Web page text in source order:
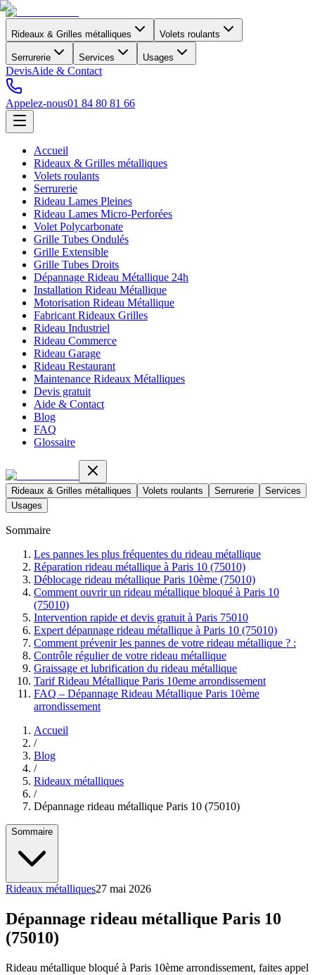
Rideaux & Grilles métalliques Volets roulants
Serrurerie Services Usages
DevisAide & Contact
Appelez-nous01 84 80 81 66
Accueil
Rideaux & Grilles métalliques
Volets roulants
Serrurerie
Rideau Lames Pleines
Rideau Lames Micro-Perforées
Volet Polycarbonate
Grille Tubes Ondulés
Grille Extensible
Grille Tubes Droits
Dépannage Rideau Métallique 24h
Installation Rideau Métallique
Motorisation Rideau Métallique
Fabricant Rideaux Grilles
Rideau Industriel
Rideau Commerce
Rideau Garage
Rideau Restaurant
Maintenance Rideaux Métalliques
Devis gratuit
Aide & Contact
Blog
FAQ
Glossaire
Rideaux & Grilles métalliques Volets roulants Serrurerie
Services
Usages
Sommaire
Les pannes les plus fréquentes du rideau métallique
Réparation rideau métallique à Paris 10 (75010)
Déblocage rideau métallique Paris 10ème (75010)
Comment ouvrir un rideau métallique bloqué à Paris 10
(75010)
Intervention rapide et devis gratuit à Paris 75010
Expert dépannage rideau métallique à Paris 10 (75010)
Comment prévenir les pannes de votre rideau métallique ? :
Contrôle régulier de votre rideau métallique
Graissage et lubrification du rideau métallique
Tarif Rideau Métallique Paris 10eme arrondissement
FAQ – Dépannage Rideau Métallique Paris 10ème
arrondissement
Accueil
/
Blog
/
Rideaux métalliques
/
Dépannage rideau métallique Paris 10 (75010)
Sommaire
Rideaux métalliques27 mai 2026
Dépannage rideau métallique Paris 10
(75010)
Rideau métallique bloqué à Paris 10ème arrondissement, faites appel